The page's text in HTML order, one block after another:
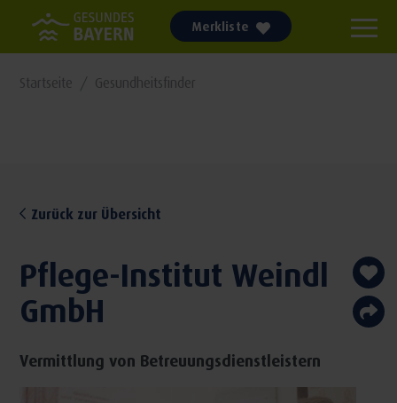
Merkliste
Startseite Gesundheitsfinder
Zurück zur Übersicht
Pflege-Institut Weindl
GmbH
Vermittlung von Betreuungsdienstleistern